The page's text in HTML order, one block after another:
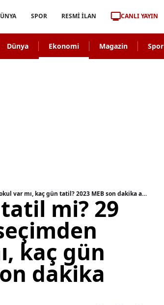
SPOR RESMİ İLAN CANLI YAYIN
Dünya Ekonomi Magazin Spor
29 Mayıs okullar tatil mi? 29 Mayıs Pazartesi seçimden sonra okul var mı, kaç gün tatil? 2023 MEB son dakika açıklaması!
mi? 29
kaç gün
dakika